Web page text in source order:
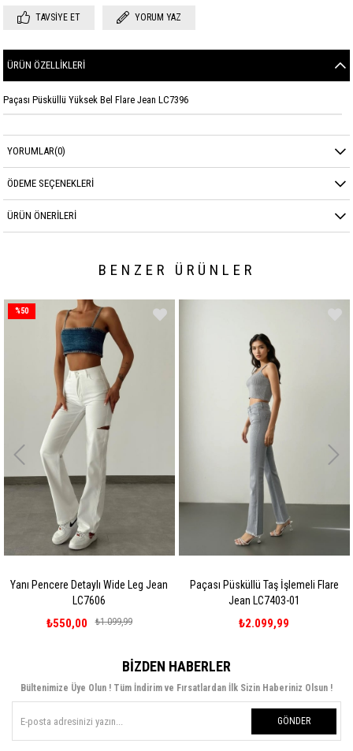
TAVSIYE ET YORUM YAZ
ÜRÜN ÖZELLIKLERI
Paçası Püsküllü Yüksek Bel Flare Jean LC7396
YORUMLAR(0)
ÖDEME SEÇENEKLERI
ÜRÜN ÖNERILERI
BENZER ÜRÜNLER
Yanı Pencere Detaylı Wide Leg Jean
LC7606
₺550,00 ₺1.099,99
%50
Paçası Püsküllü Taş İşlemeli Flare
Jean LC7403-01
₺2.099,99
BIZDEN HABERLER
Bültenimize Üye Olun ! Tüm İndirim ve Fırsatlardan İlk Sizin Haberiniz Olsun !
GÖNDER